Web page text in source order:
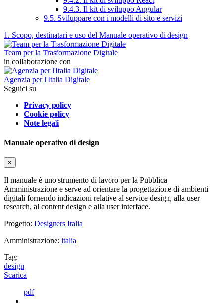
9.4.3. Il kit di sviluppo Angular
9.5. Sviluppare con i modelli di sito e servizi
1. Scopo, destinatari e uso del Manuale operativo di design
Team per la Trasformazione Digitale
in collaborazione con
Agenzia per l'Italia Digitale
Seguici su
Privacy policy
Cookie policy
Note legali
Manuale operativo di design
×
Il manuale è uno strumento di lavoro per la Pubblica
Amministrazione e serve ad orientare la progettazione di ambienti
digitali fornendo indicazioni relative al service design, alla user
research, al content design e alla user interface.
Progetto: Designers Italia
Amministrazione: italia
Tag:
design
Scarica
pdf